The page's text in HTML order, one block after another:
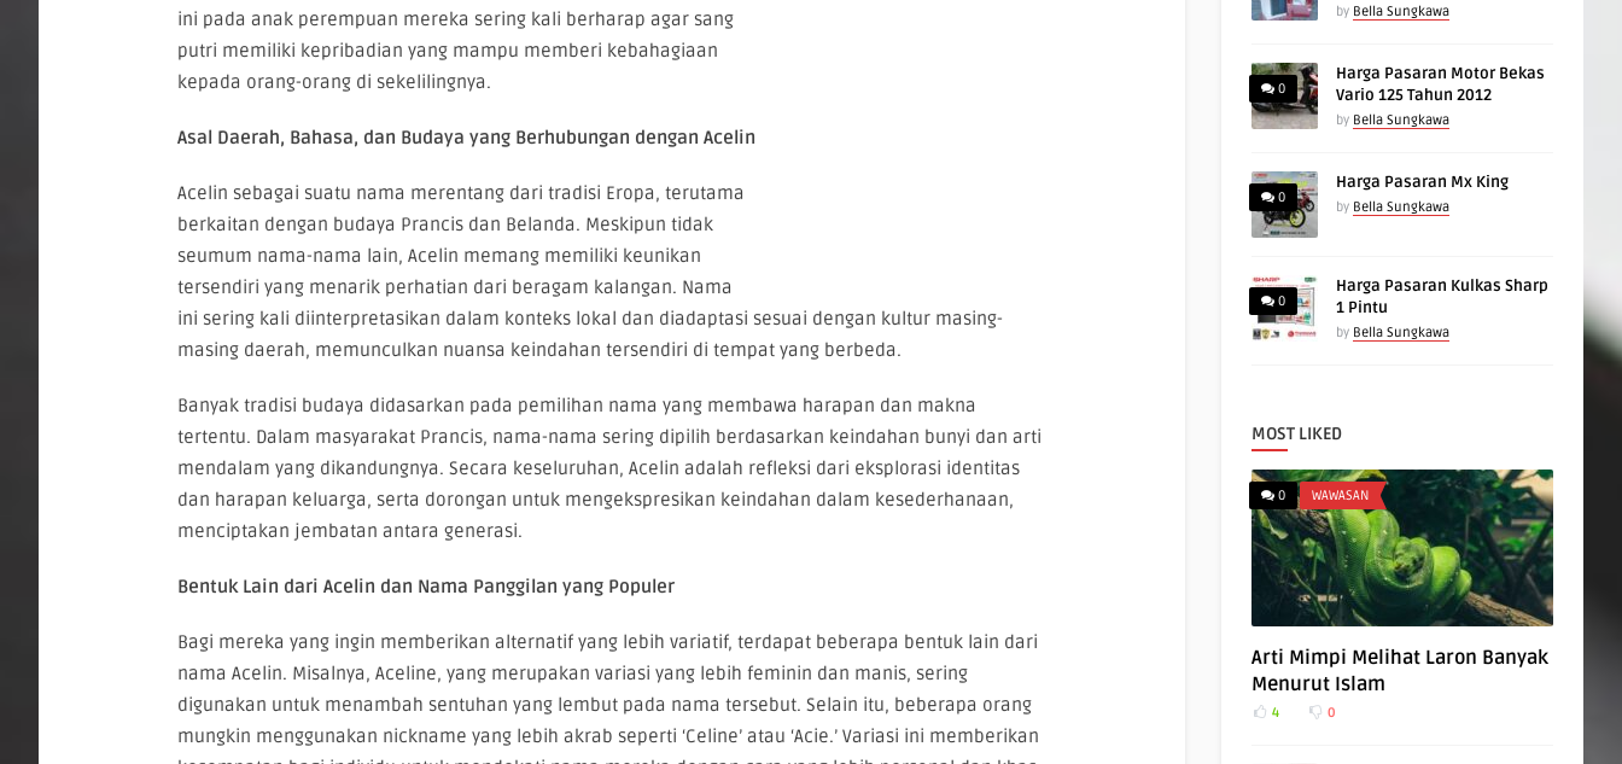
ini pada anak perempuan mereka sering kali berharap agar sang
putri memiliki kepribadian yang mampu memberi kebahagiaan
kepada orang-orang di sekelilingnya.
Asal Daerah, Bahasa, dan Budaya yang Berhubungan dengan Acelin
Acelin sebagai suatu nama merentang dari tradisi Eropa, terutama
berkaitan dengan budaya Prancis dan Belanda. Meskipun tidak
seumum nama-nama lain, Acelin memang memiliki keunikan
tersendiri yang menarik perhatian dari beragam kalangan. Nama
ini sering kali diinterpretasikan dalam konteks lokal dan diadaptasi sesuai dengan kultur masing-
masing daerah, memunculkan nuansa keindahan tersendiri di tempat yang berbeda.
Banyak tradisi budaya didasarkan pada pemilihan nama yang membawa harapan dan makna
tertentu. Dalam masyarakat Prancis, nama-nama sering dipilih berdasarkan keindahan bunyi dan arti
mendalam yang dikandungnya. Secara keseluruhan, Acelin adalah refleksi dari eksplorasi identitas
dan harapan keluarga, serta dorongan untuk mengekspresikan keindahan dalam kesederhanaan,
menciptakan jembatan antara generasi.
Bentuk Lain dari Acelin dan Nama Panggilan yang Populer
Bagi mereka yang ingin memberikan alternatif yang lebih variatif, terdapat beberapa bentuk lain dari
nama Acelin. Misalnya, Aceline, yang merupakan variasi yang lebih feminin dan manis, sering
digunakan untuk menambah sentuhan yang lembut pada nama tersebut. Selain itu, beberapa orang
mungkin menggunakan nickname yang lebih akrab seperti ‘Celine’ atau ‘Acie.’ Variasi ini memberikan
by Bella Sungkawa
0
Harga Pasaran Motor Bekas
Vario 125 Tahun 2012
by Bella Sungkawa
0
Harga Pasaran Mx King
by Bella Sungkawa
0
Harga Pasaran Kulkas Sharp
1 Pintu
by Bella Sungkawa
MOST LIKED
0 WAWASAN
Arti Mimpi Melihat Laron Banyak
Menurut Islam
4 0